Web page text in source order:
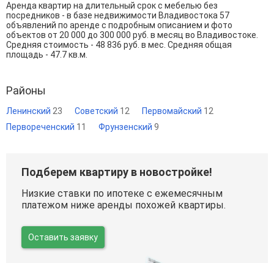
Аренда квартир на длительный срок с мебелью без
посредников - в базе недвижимости Владивостока 57
объявлений по аренде с подробным описанием и фото
объектов от 20 000 до 300 000 руб. в месяц во Владивостоке.
Средняя стоимость - 48 836 руб. в мес. Средняя общая
площадь - 47.7 кв.м.
Районы
Ленинский 23 Советский 12 Первомайский 12
Первореченский 11 Фрунзенский 9
Подберем квартиру в новостройке!
Низкие ставки по ипотеке с ежемесячным
платежом ниже аренды похожей квартиры.
Оставить заявку